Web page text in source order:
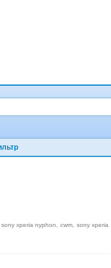
sony xperia nyphon cwm
sony xperia